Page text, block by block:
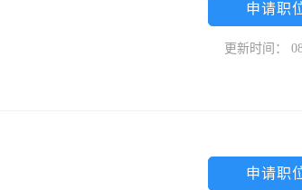
申请职
更新时间：
申请职